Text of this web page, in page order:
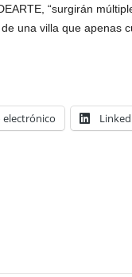
“surgirán
una villa que apenas
electrónico